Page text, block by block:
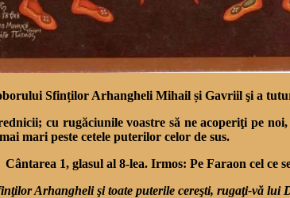
Sfinților Arhangheli Mihail și Gavriil şi a
cu rugăciunile voastre să ne acoperiţi pe
mari peste cetele puterilor celor de sus.
Cântarea 1, glasul al 8-lea. Irmos: Pe Faraon cel ce
Arhangheli şi toate puterile cereşti, rugaţi-vă lui